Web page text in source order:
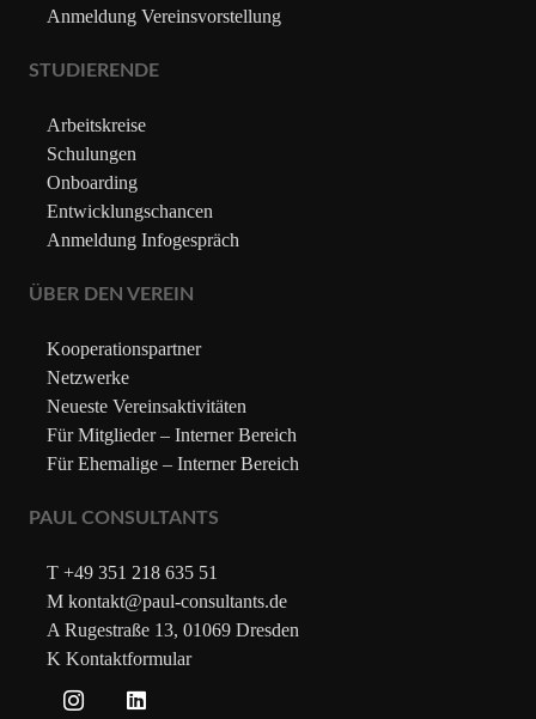
Anmeldung Vereinsvorstellung
STUDIERENDE
Arbeitskreise
Schulungen
Onboarding
Entwicklungschancen
Anmeldung Infogespräch
ÜBER DEN VEREIN
Kooperationspartner
Netzwerke
Neueste Vereinsaktivitäten
Für Mitglieder – Interner Bereich
Für Ehemalige – Interner Bereich
PAUL CONSULTANTS
T +49 351 218 635 51
M kontakt@paul-consultants.de
A Rugestraße 13, 01069 Dresden
K Kontaktformular